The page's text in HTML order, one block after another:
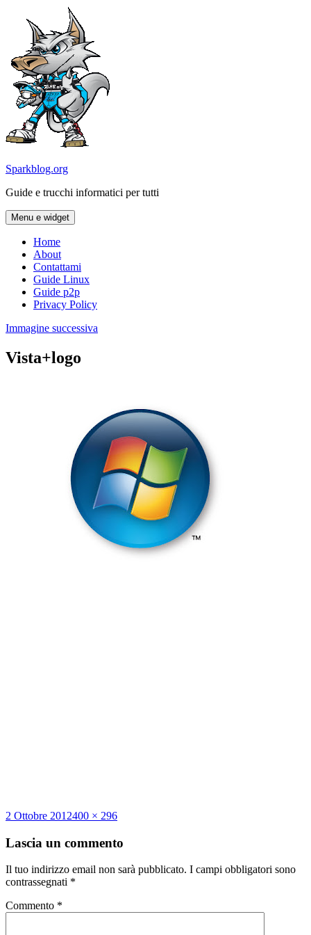
contenuto
Sparkblog.org
Guide e trucchi informatici per tutti
Menu e widget
Home
About
Contattami
Guide Linux
Guide p2p
Privacy Policy
Immagine successiva
Vista+logo
Scritto
2 Ottobre 2012Dimensione
400 × 296
Lascia un commento
Il tuo indirizzo email non sarà pubblicato. I campi obbligatori sono
contrassegnati *
Commento *